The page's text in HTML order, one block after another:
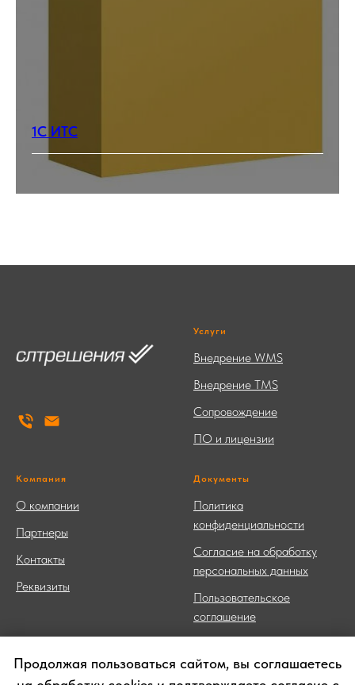
1С ИТС
Услуги
Внедрение WMS
Внедрение TMS
Сопровождение
ПО и лицензии
Компания
О компании
Партнеры
Контакты
Реквизиты
Документы
Политика
конфиденциальности
Согласие на обработку
персональных данных
Пользовательское
соглашение
Продолжая пользоваться сайтом, вы соглашаетесь